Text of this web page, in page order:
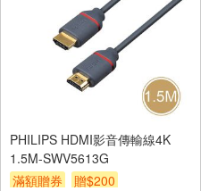
PHILIPS HDMI影音傳輸線4K
1.5M-SWV5613G
滿額贈券
贈$200